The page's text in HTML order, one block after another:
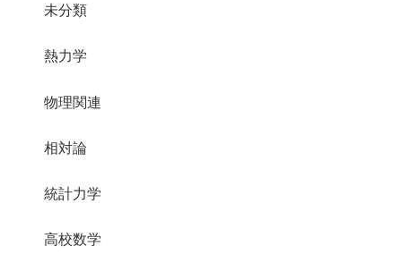
未分類
熱力学
物理関連
相対論
統計力学
高校数学